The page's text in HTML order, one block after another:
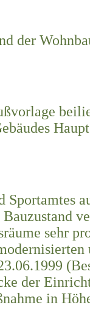
der
sehr
der
in